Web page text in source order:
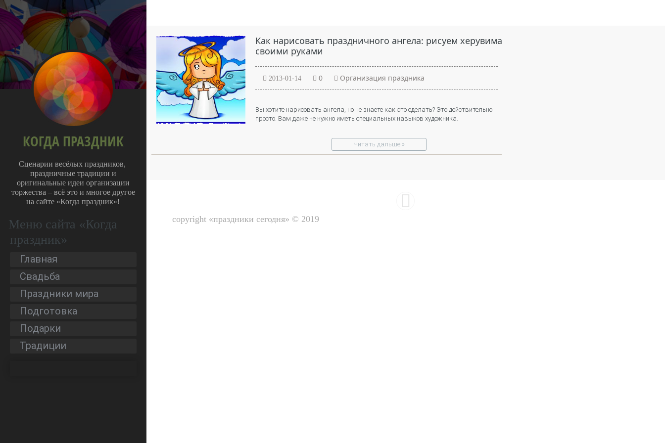
КОГДА ПРАЗДНИК
Сценарии весёлых праздников,
праздничные традиции и
оригинальные идеи организации
торжества – всё это и многое другое
на сайте «Когда праздник»!
Меню сайта «Когда
праздник»
Главная
Свадьба
Праздники мира
Подготовка
Подарки
Традиции
Как нарисовать праздничного ангела: рисуем херувима
своими руками
2013-01-14 0 Организация праздника
Вы хотите нарисовать ангела, но не знаете как это сделать? Это действительно
просто. Вам даже не нужно иметь специальных навыков художника.
Читать дальше »
copyright «праздники сегодня» © 2019